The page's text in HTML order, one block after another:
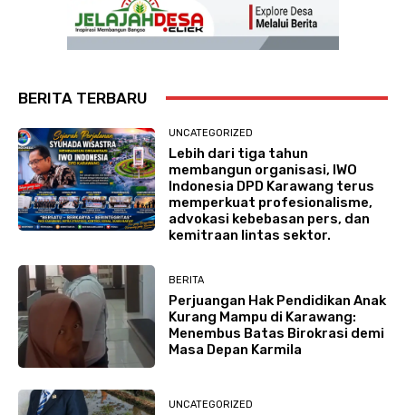
BERITA TERBARU
UNCATEGORIZED
Lebih dari tiga tahun
membangun organisasi, IWO
Indonesia DPD Karawang terus
memperkuat profesionalisme,
advokasi kebebasan pers, dan
kemitraan lintas sektor.
BERITA
Perjuangan Hak Pendidikan Anak
Kurang Mampu di Karawang:
Menembus Batas Birokrasi demi
Masa Depan Karmila
UNCATEGORIZED